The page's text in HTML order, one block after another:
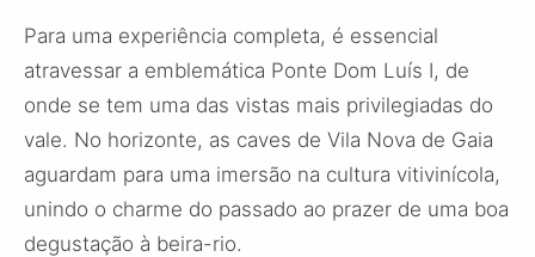
Para uma experiência completa, é essencial
atravessar a emblemática Ponte Dom Luís I, de
onde se tem uma das vistas mais privilegiadas do
vale. No horizonte, as caves de Vila Nova de Gaia
aguardam para uma imersão na cultura vitivinícola,
unindo o charme do passado ao prazer de uma boa
degustação à beira-rio.